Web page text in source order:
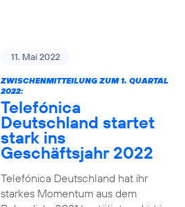
11. Mai 2022
ZWISCHENMITTEILUNG ZUM 1. QUARTAL
2022:
Telefónica
Deutschland startet
stark ins
Geschäftsjahr 2022
Telefónica Deutschland hat ihr
starkes Momentum aus dem